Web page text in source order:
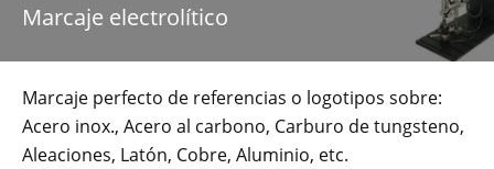
Marcaje electrolítico
Marcaje perfecto de referencias o logotipos sobre:
Acero inox., Acero al carbono, Carburo de tungsteno,
Aleaciones, Latón, Cobre, Aluminio, etc.